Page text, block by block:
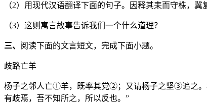
（2）用现代汉语翻译下面的句子。因释其耒而守株，冀
（3）这则寓言故事告诉我们一个什么道理？
三、 阅读下面的文言短文，完成下面小题。
歧路亡羊
杨子之邻人亡①羊，既率其党②；又请杨子之坚③追之。
有歧焉，吾不知所之，所以反也。”